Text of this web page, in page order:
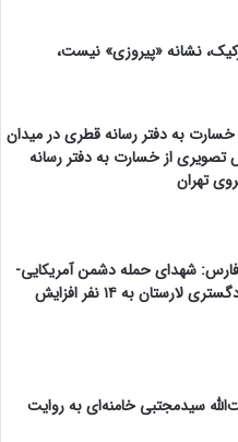
نشانه «پیروزی» نیست،
به دفتر رسانه قطری در میدان
تصویری از خسارت به دفتر رسانه
تهران
شهدای حمله دشمن آمریکایی-
صهیونیستی به دادگستری لارستان به ۱۴ نفر افزایش
سیدمجتبی خامنه‌ای به روایت